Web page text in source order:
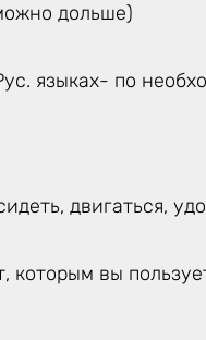
дольше)
языках- по
двигаться,
вы